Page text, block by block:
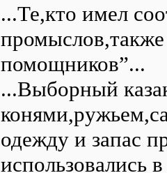
...Те,кто имел
помощников”...
...Выборный
одежду и запас
использовались